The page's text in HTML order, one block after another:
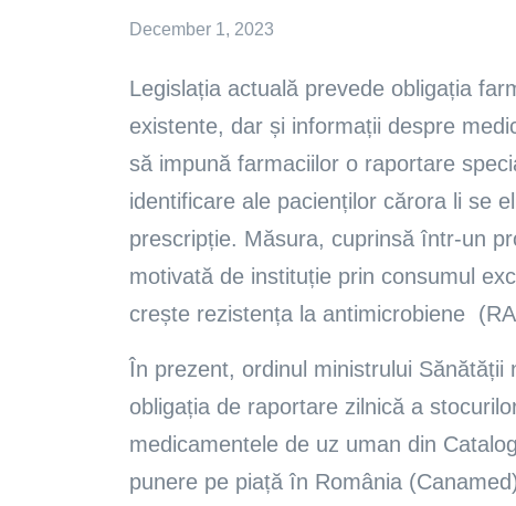
December 1, 2023
Legislația actuală prevede obligația
existente, dar și informații despre
să impună farmaciilor o raportare
identificare ale pacienților cărora li se
prescripție. Măsura, cuprinsă într-un
motivată de instituție prin consumul
crește rezistența la antimicrobiene
În prezent, ordinul ministrului
obligația de raportare zilnică a
medicamentele de uz uman din
punere pe piață în România